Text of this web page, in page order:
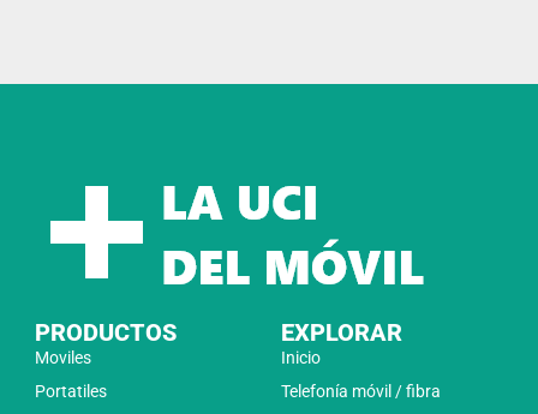
PRODUCTOS
Moviles
Portatiles
EXPLORAR
Inicio
Telefonía móvil / fibra